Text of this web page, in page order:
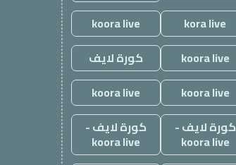
kora live
koora live
koora live
كورة لايف
koora live
koora live
كورة لايف -
koora live
كورة لايف -
koora live